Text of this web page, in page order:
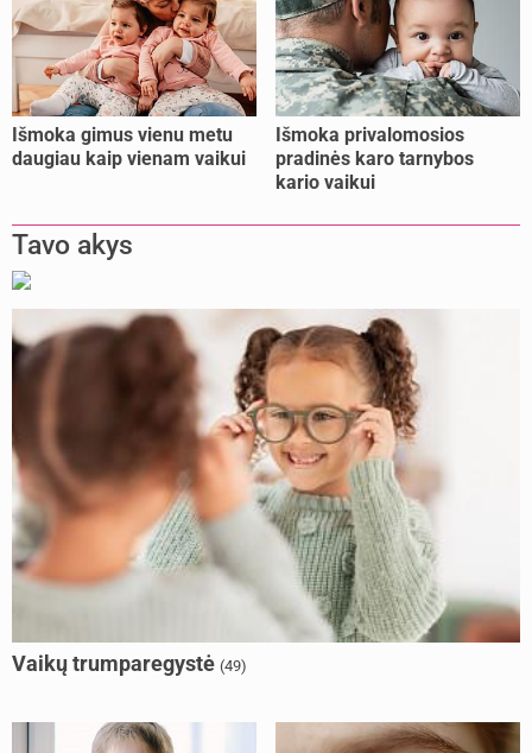
Išmoka gimus vienu metu
daugiau kaip vienam vaikui
Išmoka privalomosios
pradinės karo tarnybos
kario vaikui
Tavo akys
Vaikų trumparegystė (49)